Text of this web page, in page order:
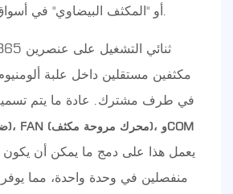
أو "المكثف البيضاوي" في أسواق أمريكا الشمالية).
مكثفين مستقلين داخل علبة
في طرف مشترك. عادة ما يتم
منفصلين في وحدة واحدة، مما يوفر